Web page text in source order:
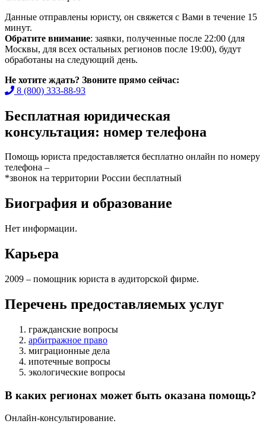
Данные отправлены юристу, он свяжется с Вами в течение 15
минут.
Обратите внимание: заявки, полученные после 22:00 (для
Москвы, для всех остальных регионов после 19:00), будут
обработаны на следующий день.
Не хотите ждать? Звоните прямо сейчас:
8 (800) 333-88-93
Бесплатная юридическая
консультация: номер телефона
Помощь юриста предоставляется бесплатно онлайн по номеру
телефона –
*звонок на территории России бесплатный
Биография и образование
Нет информации.
Карьера
2009 – помощник юриста в аудиторской фирме.
Перечень предоставляемых услуг
гражданские вопросы
арбитражное право
миграционные дела
ипотечные вопросы
экологические вопросы
В каких регионах может быть оказана помощь?
Онлайн-консультирование.